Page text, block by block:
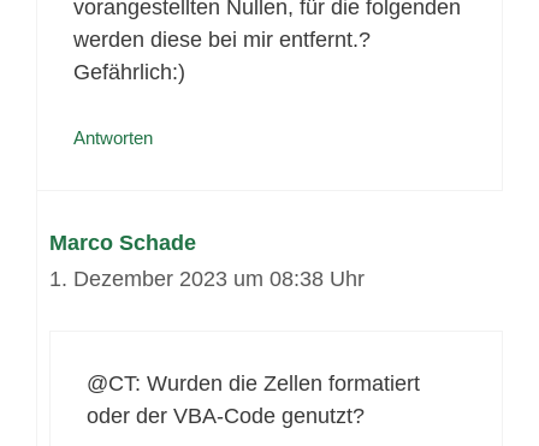
vorangestellten Nullen, für die folgenden
werden diese bei mir entfernt.?
Gefährlich:)
Antworten
Marco Schade
1. Dezember 2023 um 08:38 Uhr
@CT: Wurden die Zellen formatiert
oder der VBA-Code genutzt?